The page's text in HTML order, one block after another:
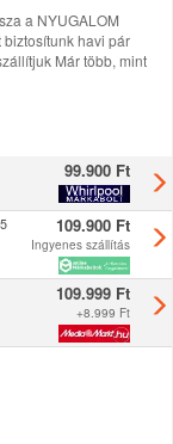
a NYUGALOM
havi pár
Már több, mint
99.900 Ft
109.900 Ft
Ingyenes szállítás
109.999 Ft
+8.999 Ft